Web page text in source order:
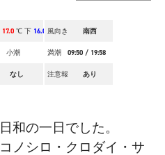
17.0 ℃ 下 16.0 ℃
風向き 南西
小潮 満潮 09:50 / 19:58
なし 注意報 あり
和の一日でした。
ノシロ・クロダイ・サ